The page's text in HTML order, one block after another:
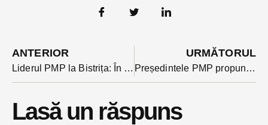
ANTERIOR
Liderul PMP la Bistrița: În orice stat civilizat șeful jandarmeriei începe prin a-și prezenta scuze. Cred că există o mare criză la Guvern legată de subiect
URMĂTORUL
Președintele PMP propune de la Bistrița polul opoziției împotriva PSD, ”partidul care susține cel mai slab guvern din ultima suta de ani”
Lasă un răspuns